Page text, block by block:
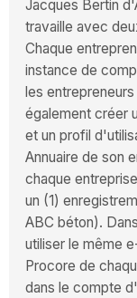
Jacques Bertin
travaille avec
Chaque
instance de
les
également créer
et un profil
Annuaire de son
chaque
un (1)
ABC béton).
utiliser le même
Procore de
dans le compte